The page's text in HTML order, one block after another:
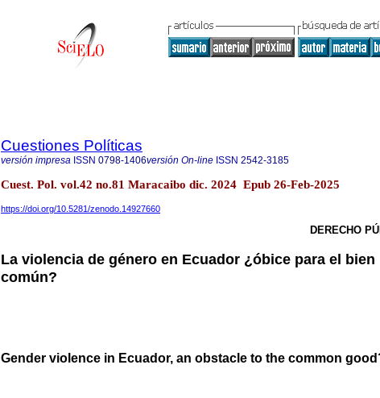
Cuestiones Políticas
versión impresa ISSN 0798-1406versión On-line ISSN 2542-3185
Cuest. Pol. vol.42 no.81 Maracaibo dic. 2024 Epub 26-Feb-2025
https://doi.org/10.5281/zenodo.14927660
DERECHO
La violencia de género en Ecuador ¿óbice para el bien
común?
Gender violence in Ecuador, an obstacle to the common